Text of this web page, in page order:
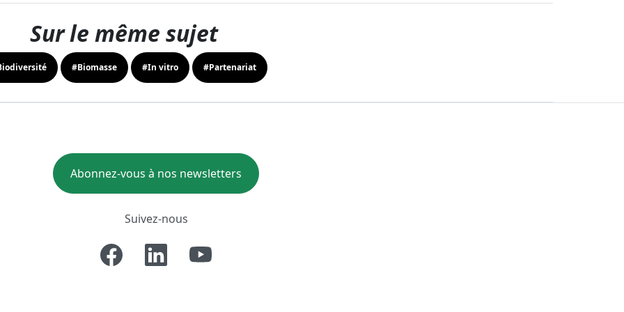
Sur le même sujet
#Biomasse #In vitro #Partenariat
Abonnez-vous à nos newsletters
Suivez-nous